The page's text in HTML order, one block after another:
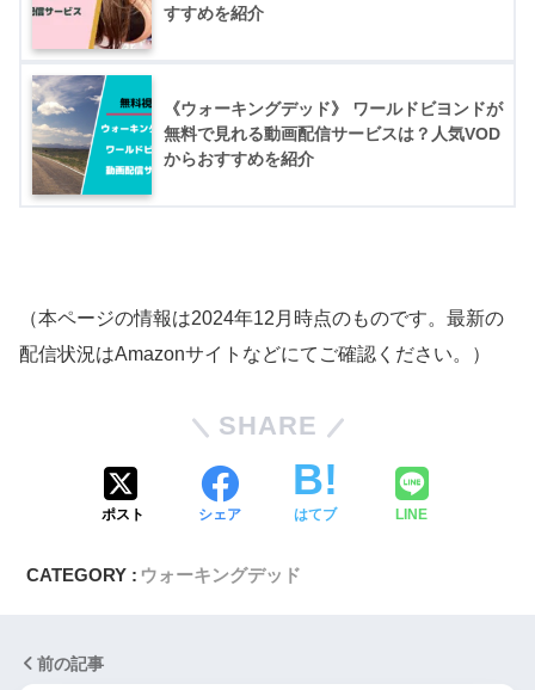
すすめを紹介
《ウォーキングデッド》 ワールドビヨンドが
無料で見れる動画配信サービスは？人気VOD
からおすすめを紹介
（本ページの情報は2024年12月時点のものです。最新の
配信状況はAmazonサイトなどにてご確認ください。）
SHARE
ポスト シェア はてブ LINE
CATEGORY : ウォーキングデッド
前の記事